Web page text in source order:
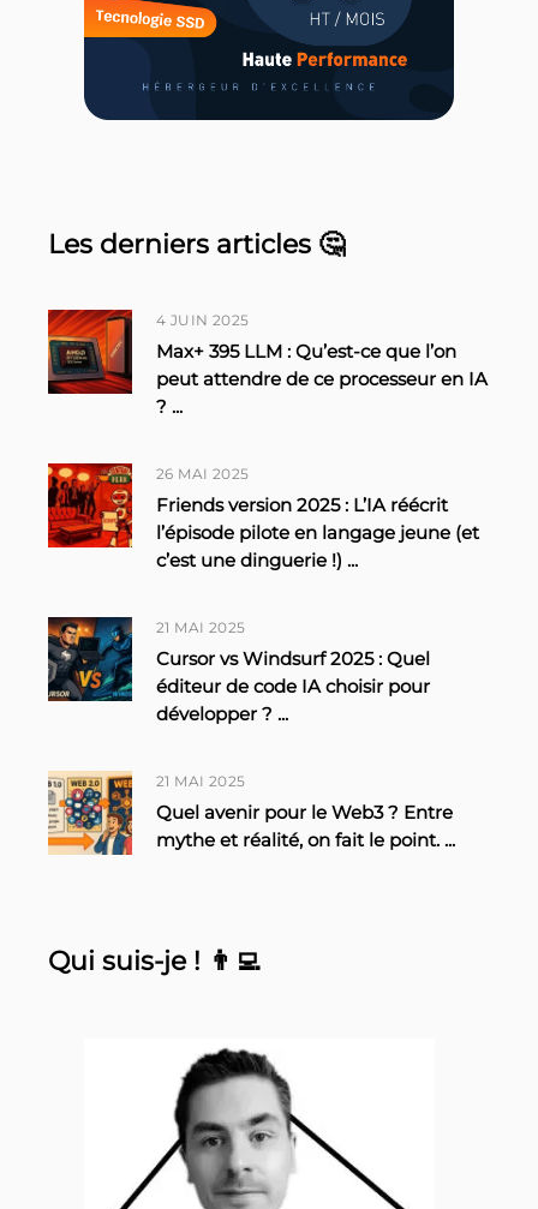
Les derniers articles 🤔
4 JUIN 2025
Max+ 395 LLM : Qu’est-ce que l’on
peut attendre de ce processeur en IA
? ...
26 MAI 2025
Friends version 2025 : L’IA réécrit
l’épisode pilote en langage jeune (et
c’est une dinguerie !) ...
21 MAI 2025
Cursor vs Windsurf 2025 : Quel
éditeur de code IA choisir pour
développer ? ...
21 MAI 2025
Quel avenir pour le Web3 ? Entre
mythe et réalité, on fait le point. ...
Qui suis-je ! 👨‍💻